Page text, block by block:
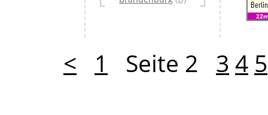
< 1 Seite 2 3 4 5